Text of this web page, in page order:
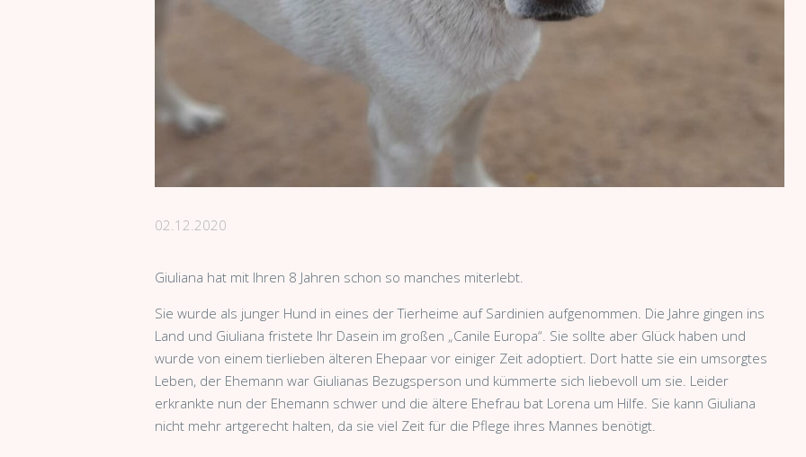
02.12.2020
Giuliana hat mit Ihren 8 Jahren schon so manches miterlebt.
Sie wurde als junger Hund in eines der Tierheime auf Sardinien aufgenommen. Die Jahre gingen ins
Land und Giuliana fristete Ihr Dasein im großen „Canile Europa“. Sie sollte aber Glück haben und
wurde von einem tierlieben älteren Ehepaar vor einiger Zeit adoptiert. Dort hatte sie ein umsorgtes
Leben, der Ehemann war Giulianas Bezugsperson und kümmerte sich liebevoll um sie. Leider
erkrankte nun der Ehemann schwer und die ältere Ehefrau bat Lorena um Hilfe. Sie kann Giuliana
nicht mehr artgerecht halten, da sie viel Zeit für die Pflege ihres Mannes benötigt.